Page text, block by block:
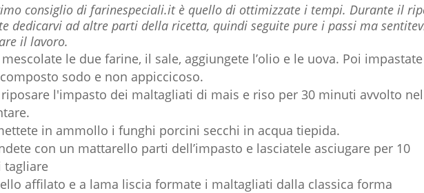
consiglio di farinespeciali.it è quello di ottimizzate i tempi. Durante il
dedicarvi ad altre parti della ricetta, quindi seguite pure i passi ma
il lavoro.
le due farine, il sale, aggiungete l’olio e le uova. Poi
sodo e non appiccicoso.
l'impasto dei maltagliati di mais e riso per 30 minuti avvolto
in ammollo i funghi porcini secchi in acqua tiepida.
con un mattarello parti dell’impasto e lasciatele asciugare per 10
tagliare
affilato e a lama liscia formate i maltagliati dalla classica forma